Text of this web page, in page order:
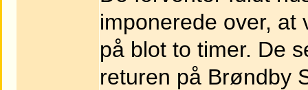
imponerede over, at
på blot to timer. De
returen på Brøndby